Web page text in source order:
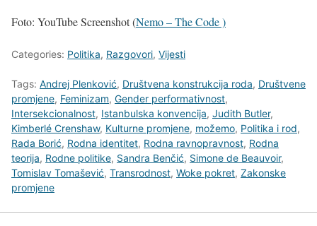
Foto: YouTube Screenshot (Nemo – The Code )
Categories: Politika, Razgovori, Vijesti
Tags: Andrej Plenković, Društvena konstrukcija roda, Društvene
promjene, Feminizam, Gender performativnost,
Intersekcionalnost, Istanbulska konvencija, Judith Butler,
Kimberlé Crenshaw, Kulturne promjene, možemo, Politika i rod,
Rada Borić, Rodna identitet, Rodna ravnopravnost, Rodna
teorija, Rodne politike, Sandra Benčić, Simone de Beauvoir,
Tomislav Tomašević, Transrodnost, Woke pokret, Zakonske
promjene